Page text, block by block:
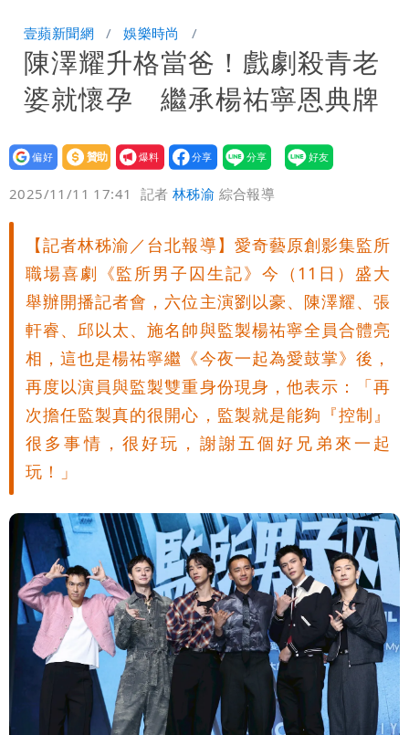
壹蘋新聞網 娛樂時尚
陳澤耀升格當爸！戲劇殺青老
婆就懷孕 繼承楊祐寧恩典牌
設為
贊助
我要
爆料
2025/11/11 17:41 記者林秭渝 綜合報導
【記者林秭渝／台北報導】愛奇藝原創影集監所
職場喜劇《監所男子囚生記》今（11日）盛大
舉辦開播記者會，六位主演劉以豪、陳澤耀、張
軒睿、邱以太、施名帥與監製楊祐寧全員合體亮
相，這也是楊祐寧繼《今夜一起為愛鼓掌》後，
再度以演員與監製雙重身份現身，他表示：「再
次擔任監製真的很開心，監製就是能夠『控制』
很多事情，很好玩，謝謝五個好兄弟來一起
玩！」